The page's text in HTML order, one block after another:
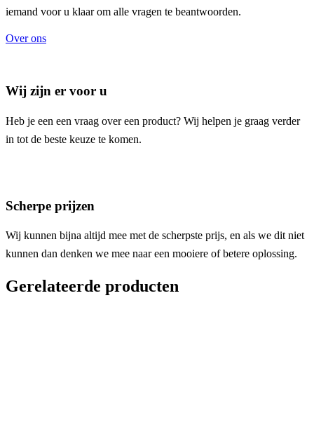
iemand voor u klaar om alle vragen te beantwoorden.
Over ons
Wij zijn er voor u
Heb je een een vraag over een product? Wij helpen je graag verder
in tot de beste keuze te komen.
Scherpe prijzen
Wij kunnen bijna altijd mee met de scherpste prijs, en als we dit niet
kunnen dan denken we mee naar een mooiere of betere oplossing.
Gerelateerde producten